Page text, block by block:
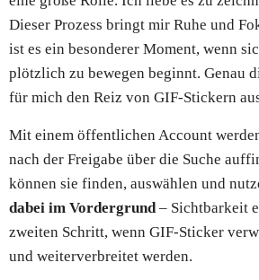
Dieser Prozess bringt mir Ruhe und
ist es ein besonderer Moment, wenn
plötzlich zu bewegen beginnt. Genau
für mich den Reiz von GIF-Stickern
Mit einem öffentlichen Account
nach der Freigabe über die Suche
können sie finden, auswählen und
dabei im Vordergrund – Sichtbarkeit
zweiten Schritt, wenn GIF-Sticker
und weiterverbreitet werden.